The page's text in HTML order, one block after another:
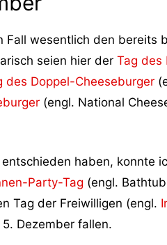
wesentlich den bereits
seien hier der Tag des
des Doppel-Cheeseburger
(engl. National
haben, konnte
Party-Tag (engl.
Tag der Freiwilligen (engl.
Dezember fallen.